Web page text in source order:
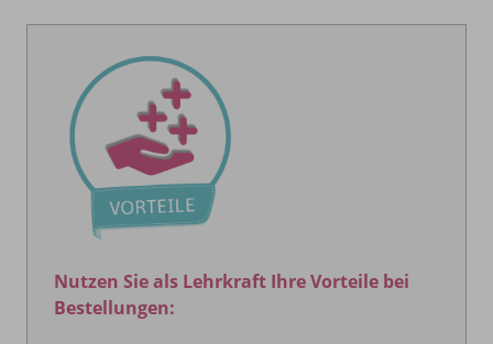
Nutzen Sie als Lehrkraft Ihre Vorteile bei
Bestellungen: